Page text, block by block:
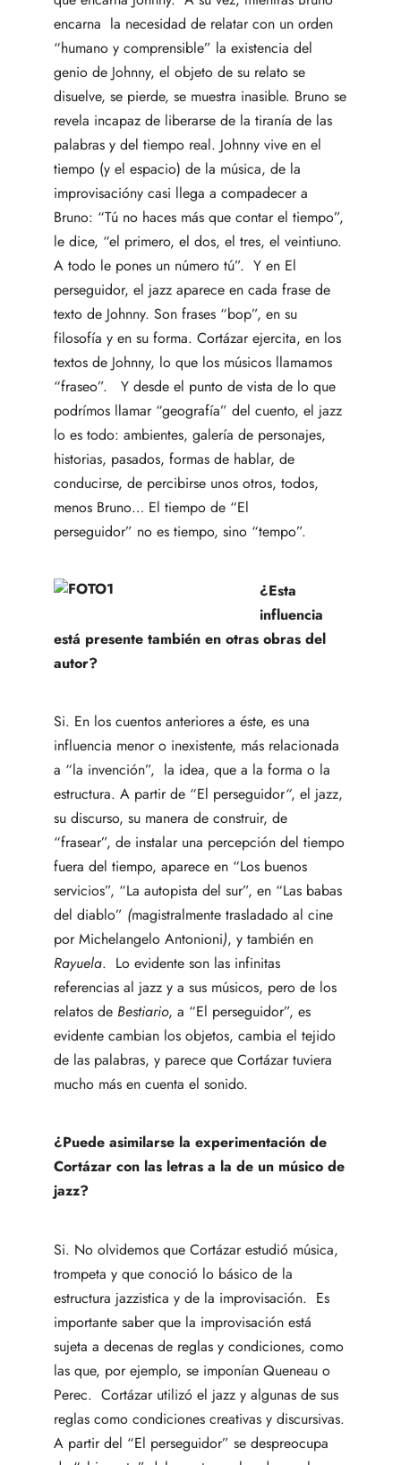
encarna la necesidad de relatar con un orden
“humano y comprensible” la existencia del
genio de Johnny, el objeto de su relato se
disuelve, se pierde, se muestra inasible. Bruno se
revela incapaz de liberarse de la tiranía de las
palabras y del tiempo real. Johnny vive en el
tiempo (y el espacio) de la música, de la
improvisacióny casi llega a compadecer a
Bruno: “Tú no haces más que contar el tiempo”,
le dice, “el primero, el dos, el tres, el veintiuno.
A todo le pones un número tú”. Y en El
perseguidor, el jazz aparece en cada frase de
texto de Johnny. Son frases “bop”, en su
filosofía y en su forma. Cortázar ejercita, en los
textos de Johnny, lo que los músicos llamamos
“fraseo”. Y desde el punto de vista de lo que
podrímos llamar “geografía” del cuento, el jazz
lo es todo: ambientes, galería de personajes,
historias, pasados, formas de hablar, de
conducirse, de percibirse unos otros, todos,
menos Bruno… El tiempo de “El
perseguidor” no es tiempo, sino “tempo”.
¿Esta
influencia
está presente también en otras obras del
autor?
Si. En los cuentos anteriores a éste, es una
influencia menor o inexistente, más relacionada
a “la invención”, la idea, que a la forma o la
estructura. A partir de “El perseguidor“, el jazz,
su discurso, su manera de construir, de
“frasear”, de instalar una percepción del tiempo
fuera del tiempo, aparece en “Los buenos
servicios”, “La autopista del sur”, en “Las babas
del diablo” (magistralmente trasladado al cine
por Michelangelo Antonioni), y también en
Rayuela. Lo evidente son las infinitas
referencias al jazz y a sus músicos, pero de los
relatos de Bestiario, a “El perseguidor”, es
evidente cambian los objetos, cambia el tejido
de las palabras, y parece que Cortázar tuviera
mucho más en cuenta el sonido.
¿Puede asimilarse la experimentación de
Cortázar con las letras a la de un músico de
jazz?
Si. No olvidemos que Cortázar estudió música,
trompeta y que conoció lo básico de la
estructura jazzistica y de la improvisación. Es
importante saber que la improvisación está
sujeta a decenas de reglas y condiciones, como
las que, por ejemplo, se imponían Queneau o
Perec. Cortázar utilizó el jazz y algunas de sus
reglas como condiciones creativas y discursivas.
A partir del “El perseguidor” se despreocupa